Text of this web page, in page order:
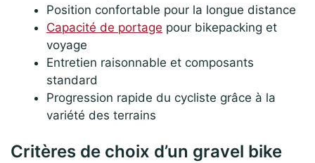
Position confortable pour la longue distance
Capacité de portage pour bikepacking et
voyage
Entretien raisonnable et composants
standard
Progression rapide du cycliste grâce à la
variété des terrains
Critères de choix d’un gravel bike